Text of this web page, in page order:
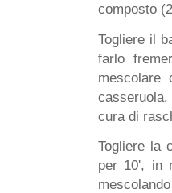
composto
Togliere il
farlo
cura di
Togliere la
per 10', in